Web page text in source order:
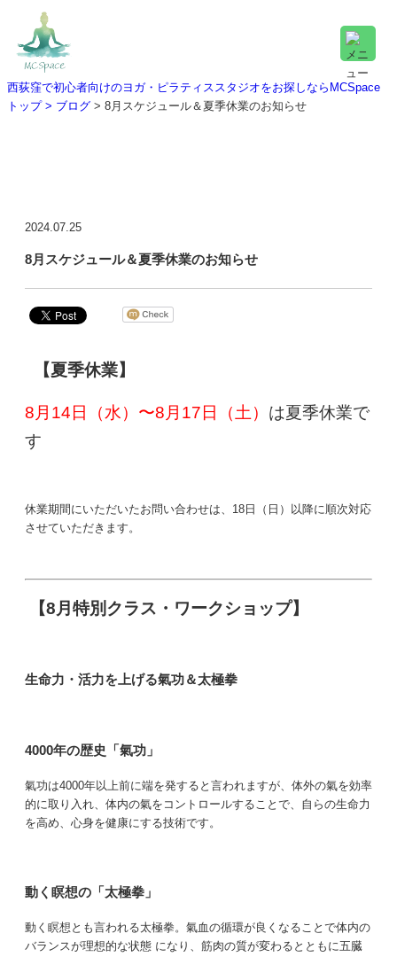
西荻窪で初心者向けのヨガ・ピラティススタジオをお探しならMCSpace
トップ > ブログ > 8月スケジュール＆夏季休業のお知らせ
2024.07.25
8月スケジュール＆夏季休業のお知らせ
【夏季休業】
8月14日（水）〜8月17日（土） は夏季休業で
す
休業期間にいただいたお問い合わせは、18日（日）以降に順次対応
させていただきます。
【8月特別クラス・ワークショップ】
生命力・活力を上げる氣功＆太極拳
4000年の歴史「氣功」
氣功は4000年以上前に端を発すると言われますが、体外の氣を効率
的に取り入れ、体内の氣をコントロールすることで、自らの生命力
を高め、心身を健康にする技術です。
動く瞑想の「太極拳」
動く瞑想とも言われる太極拳。氣血の循環が良くなることで体内の
バランスが理想的な状態 になり、筋肉の質が変わるとともに五臓